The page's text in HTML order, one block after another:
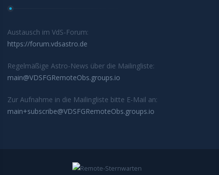
Austausch im VdS-Forum:
https://forum.vdsastro.de
Regelmäßige Astro-News über die Mailingliste:
main@VDSFGRemoteObs.groups.io
Zur Aufnahme in die Mailingliste bitte E-Mail an:
main+subscribe@VDSFGRemoteObs.groups.io